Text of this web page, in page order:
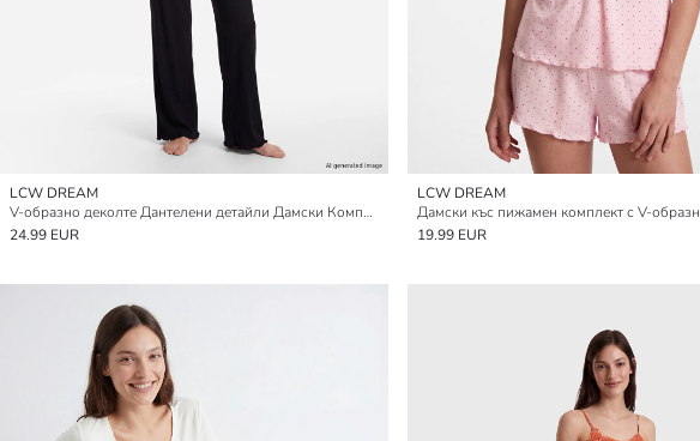
LCW DREAM
V-образно деколте Дантелени детайли Дамски Комплект пижами
24.99 EUR
LCW DREAM
19.99 EUR